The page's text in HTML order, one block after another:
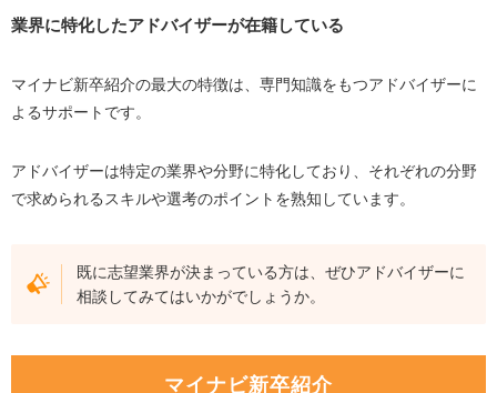
業界に特化したアドバイザーが在籍している
マイナビ新卒紹介の最大の特徴は、専門知識をもつアドバイザーに
よるサポートです。
アドバイザーは特定の業界や分野に特化しており、それぞれの分野
で求められるスキルや選考のポイントを熟知しています。
既に志望業界が決まっている方は、ぜひアドバイザーに
相談してみてはいかがでしょうか。
マイナビ新卒紹介